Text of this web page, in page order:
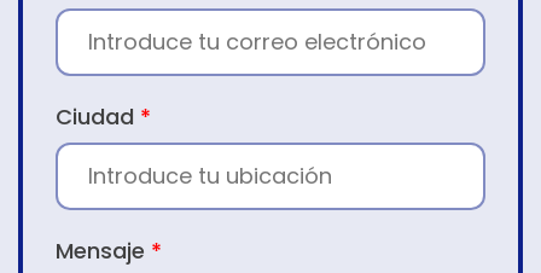
Ciudad *
Mensaje *